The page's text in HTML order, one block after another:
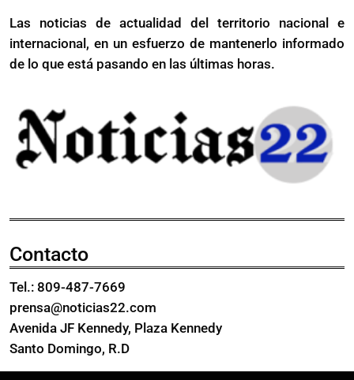
a
Texas
Las noticias de actualidad del territorio nacional e
internacional, en un esfuerzo de mantenerlo informado
de lo que está pasando en las últimas horas.
Contacto
Tel.: 809-487-7669
prensa@noticias22.com
Avenida JF Kennedy, Plaza Kennedy
Santo Domingo, R.D